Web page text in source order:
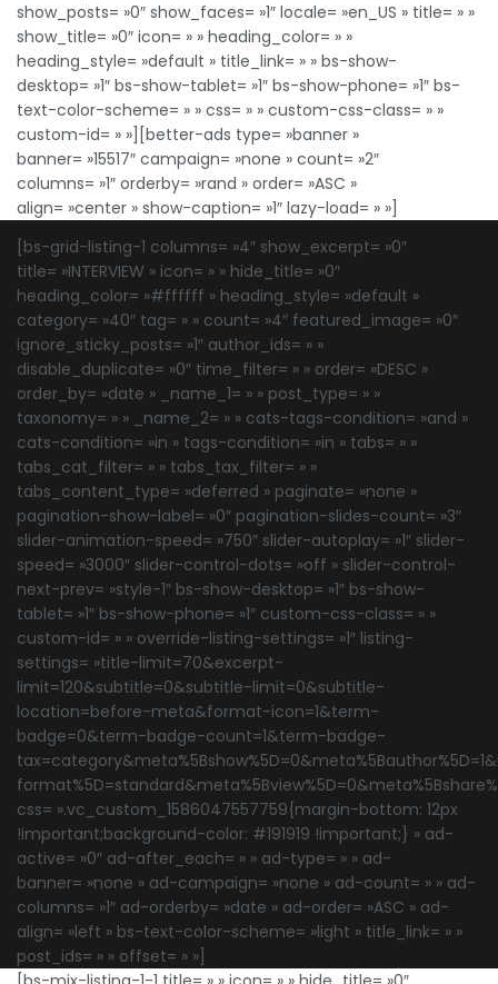
show_posts= »0″ show_faces= »1″ locale= »en_US » title= » »
show_title= »0″ icon= » » heading_color= » »
heading_style= »default » title_link= » » bs-show-
desktop= »1″ bs-show-tablet= »1″ bs-show-phone= »1″ bs-
text-color-scheme= » » css= » » custom-css-class= » »
custom-id= » »][better-ads type= »banner »
banner= »15517″ campaign= »none » count= »2″
columns= »1″ orderby= »rand » order= »ASC »
align= »center » show-caption= »1″ lazy-load= » »]
[bs-grid-listing-1 columns= »4″ show_excerpt= »0″
title= »INTERVIEW » icon= » » hide_title= »0″
heading_color= »#ffffff » heading_style= »default »
category= »40″ tag= » » count= »4″ featured_image= »0″
ignore_sticky_posts= »1″ author_ids= » »
disable_duplicate= »0″ time_filter= » » order= »DESC »
order_by= »date » _name_1= » » post_type= » »
taxonomy= » » _name_2= » » cats-tags-condition= »and »
cats-condition= »in » tags-condition= »in » tabs= » »
tabs_cat_filter= » » tabs_tax_filter= » »
tabs_content_type= »deferred » paginate= »none »
pagination-show-label= »0″ pagination-slides-count= »3″
slider-animation-speed= »750″ slider-autoplay= »1″ slider-
speed= »3000″ slider-control-dots= »off » slider-control-
next-prev= »style-1″ bs-show-desktop= »1″ bs-show-
tablet= »1″ bs-show-phone= »1″ custom-css-class= » »
custom-id= » » override-listing-settings= »1″ listing-
settings= »title-limit=70&excerpt-
limit=120&subtitle=0&subtitle-limit=0&subtitle-
location=before-meta&format-icon=1&term-
badge=0&term-badge-count=1&term-badge-
css= ».vc_custom_1586047557759{margin-bottom: 12px
!important;background-color: #191919 !important;} » ad-
active= »0″ ad-after_each= » » ad-type= » » ad-
banner= »none » ad-campaign= »none » ad-count= » » ad-
columns= »1″ ad-orderby= »date » ad-order= »ASC » ad-
align= »left » bs-text-color-scheme= »light » title_link= » »
post_ids= » » offset= » »]